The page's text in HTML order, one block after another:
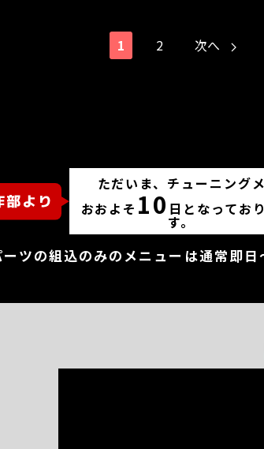
1 2 次へ
ただいま、チューニング
おおよそ 10 日となってお
す。
ツの組込のみのメニューは通常即日